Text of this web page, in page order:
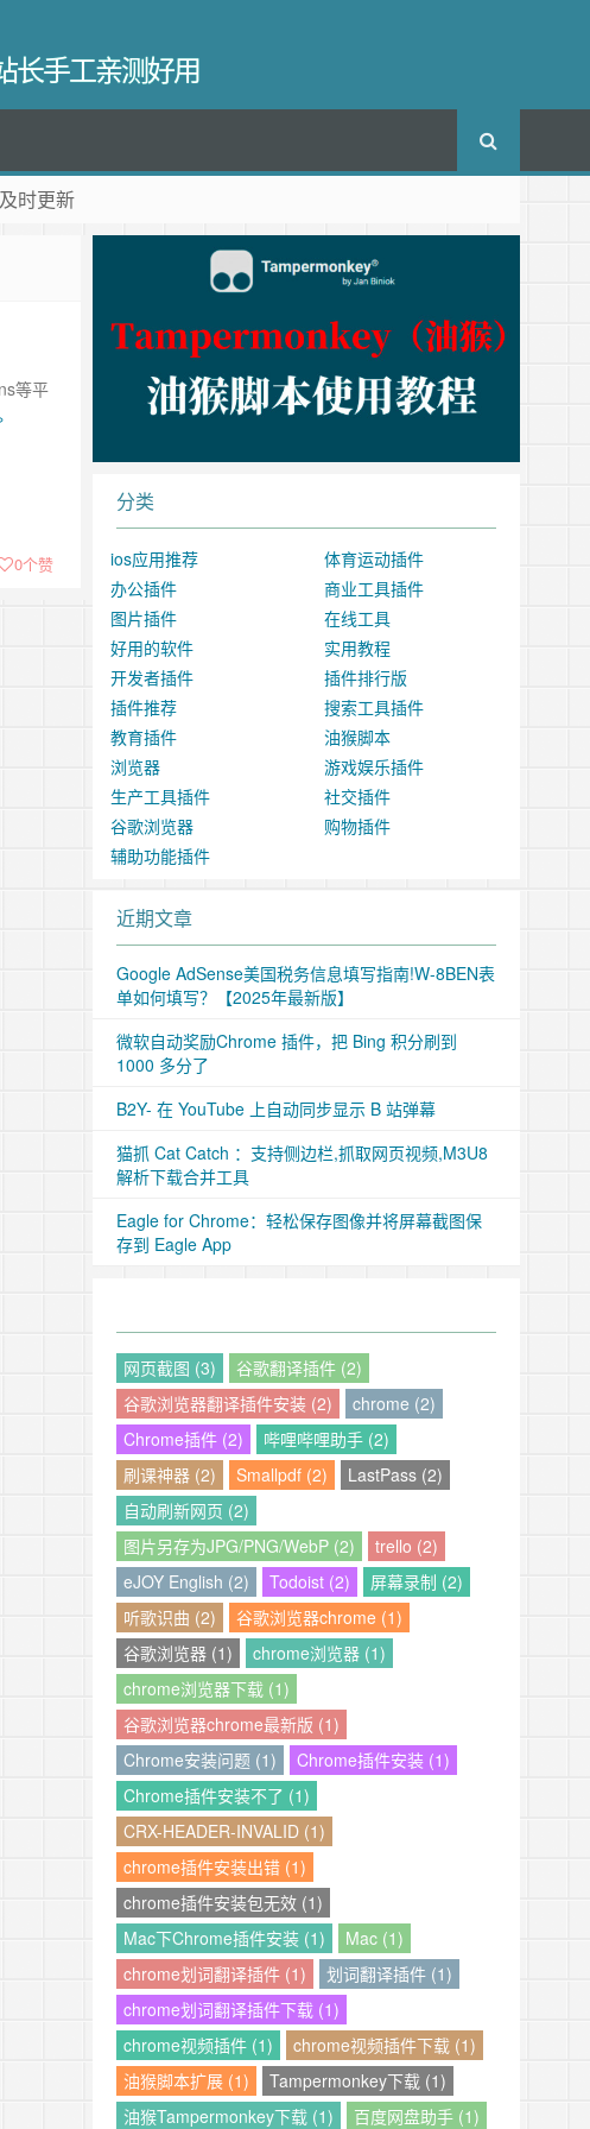
长手工亲测好用
时更新
等平
0个赞
分类
ios应用推荐
体育运动插件
办公插件
商业工具插件
图片插件
在线工具
好用的软件
实用教程
开发者插件
插件排行版
插件推荐
搜索工具插件
教育插件
油猴脚本
浏览器
游戏娱乐插件
生产工具插件
社交插件
谷歌浏览器
购物插件
辅助功能插件
近期文章
Google AdSense美国税务信息填写指南!W-8BEN表
单如何填写？【2025年最新版】
微软自动奖励Chrome 插件，把 Bing 积分刷到
1000 多分了
B2Y- 在 YouTube 上自动同步显示 B 站弹幕
猫抓 Cat Catch ：支持侧边栏,抓取网页视频,M3U8
解析下载合并工具
Eagle for Chrome：轻松保存图像并将屏幕截图保
存到 Eagle App
网页截图 (3)
谷歌翻译插件 (2)
谷歌浏览器翻译插件安装 (2)
chrome (2)
Chrome插件 (2)
哔哩哔哩助手 (2)
刷课神器 (2)
Smallpdf (2)
LastPass (2)
自动刷新网页 (2)
图片另存为JPG/PNG/WebP (2)
trello (2)
eJOY English (2)
Todoist (2)
屏幕录制 (2)
听歌识曲 (2)
谷歌浏览器chrome (1)
谷歌浏览器 (1)
chrome浏览器 (1)
chrome浏览器下载 (1)
谷歌浏览器chrome最新版 (1)
Chrome安装问题 (1)
Chrome插件安装 (1)
Chrome插件安装不了 (1)
CRX-HEADER-INVALID (1)
chrome插件安装出错 (1)
chrome插件安装包无效 (1)
Mac下Chrome插件安装 (1)
Mac (1)
chrome划词翻译插件 (1)
划词翻译插件 (1)
chrome划词翻译插件下载 (1)
chrome视频插件 (1)
chrome视频插件下载 (1)
油猴脚本扩展 (1)
Tampermonkey下载 (1)
油猴Tampermonkey下载 (1)
百度网盘助手 (1)